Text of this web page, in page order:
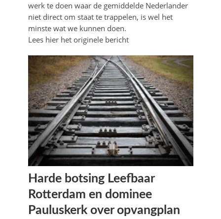
werk te doen waar de gemiddelde Nederlander
niet direct om staat te trappelen, is wel het
minste wat we kunnen doen.
Lees hier het originele bericht
Harde botsing Leefbaar
Rotterdam en dominee
Pauluskerk over opvangplan